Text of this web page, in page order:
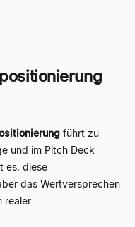
führt zu
und im Pitch Deck
es, diese
das Wertversprechen
realer